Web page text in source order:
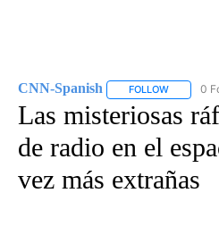
CNN-Spanish FOLLOW FOLLOW
0
Las misteriosas
de radio en el
vez más extrañas